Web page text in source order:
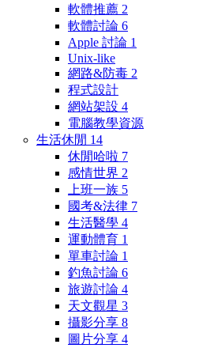
軟體推薦 2
軟體討論 6
Apple 討論 1
Unix-like
網路&防毒 2
程式設計
網站架設 4
電腦教學資源
生活休閒 14
休閒哈啦 7
感情世界 2
上班一族 5
國考&法律 7
生活醫學 4
運動體育 1
單車討論 1
釣魚討論 6
旅遊討論 4
天文觀星 3
攝影分享 8
圖片分享 4